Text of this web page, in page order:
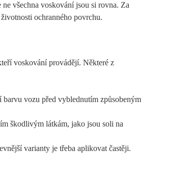
všechna voskování jsou si rovna. Za
ochranného povrchu.
voskování provádějí. Některé z
vozu před vyblednutím způsobeným
škodlivým látkám, jako jsou soli na
varianty je třeba aplikovat častěji.